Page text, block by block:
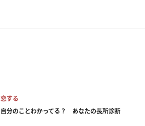
恋する
自分のことわかってる？ あなたの長所診断